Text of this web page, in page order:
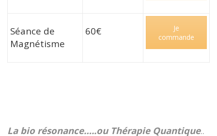
Séance de
Magnétisme
60€
Je
commande
La bio résonance…..ou Thérapie Quantique..